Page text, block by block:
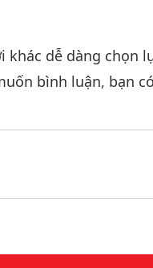
dễ dàng chọn
bình luận, bạn